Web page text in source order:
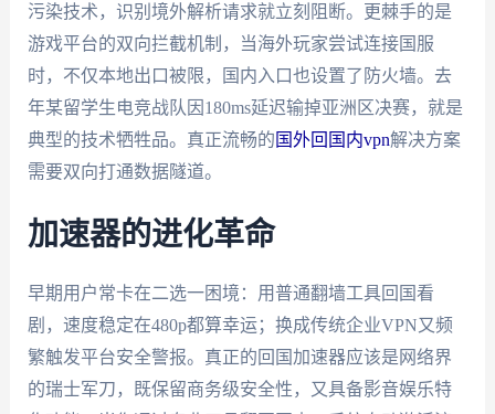
污染技术，识别境外解析请求就立刻阻断。更棘手的是
游戏平台的双向拦截机制，当海外玩家尝试连接国服
时，不仅本地出口被限，国内入口也设置了防火墙。去
年某留学生电竞战队因180ms延迟输掉亚洲区决赛，就是
典型的技术牺牲品。真正流畅的 国外回国内vpn解决方案
需要双向打通数据隧道。
加速器的进化革命
早期用户常卡在二选一困境：用普通翻墙工具回国看
剧，速度稳定在480p都算幸运；换成传统企业VPN又频
繁触发平台安全警报。真正的回国加速器应该是网络界
的瑞士军刀，既保留商务级安全性，又具备影音娱乐特